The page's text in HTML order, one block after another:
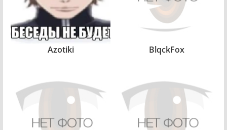
Azotiki BlqckFox